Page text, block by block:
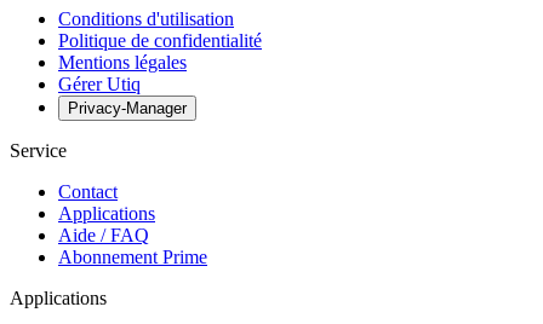
Conditions d'utilisation
Politique de confidentialité
Mentions légales
Gérer Utiq
Privacy-Manager
Service
Contact
Applications
Aide / FAQ
Abonnement Prime
Applications